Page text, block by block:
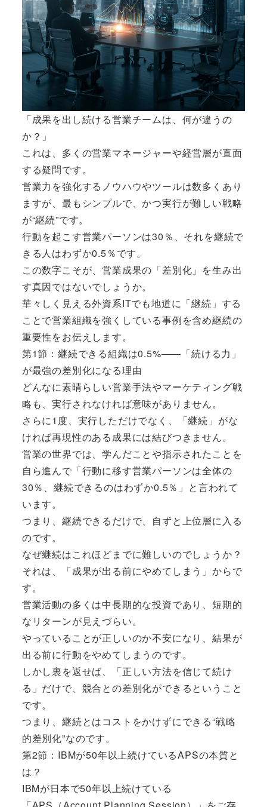
「成果を出し続ける営業チームは、何が違うの
か？」
これは、多くの営業マネージャーや経営層が直面
する疑問です。
営業力を強化するノウハウやツールは数多くあり
ますが、最もシンプルで、かつ実行が難しい戦略
が“継続”です。
行動を起こす営業パーソンは30％、それを継続で
きる人はわずか0.5％です。
この数字こそが、営業成果の「差別化」を生み出
す真因ではないでしょうか。
華々しく見える外資系ITでも地道に「継続」する
ことで営業組織を強くしている事例を含め継続の
重要性をお伝えします。
第1節：継続できる組織は0.5%――「続ける力」
が最強の差別化になる理由
どんなに素晴らしい営業手法やマーケティング戦
略も、実行されなければ意味がありません。
さらに1度、実行しただけでなく、「継続」がな
ければ再現性のある成果には結びつきません。
営業の世界では、学んだことや指示されたことを
自ら進んで「行動に移す営業パーソンは全体の
30％、継続できるのはわずか0.5％」と言われて
います。
つまり、継続できるだけで、自ずと上位層に入る
のです。
なぜ継続はこれほどまでに難しいのでしょうか？
それは、「成果が出る前にやめてしまう」からで
す。
営業活動の多くは中長期的な投資であり、短期的
なリターンが見えづらい。
やっていることが正しいのか不安になり、結果が
出る前に行動をやめてしまうのです。
しかし裏を返せば、「正しい方法を信じて続け
る」だけで、競合との差別化ができるということ
です。
つまり、継続とはコストをかけずにできる“戦略
的差別化”なのです。
第2節：IBMが50年以上続けているAPSの本質と
は？
IBMが日本で50年以上続けている